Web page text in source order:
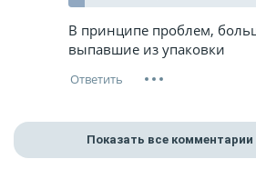
В принципе проблем,
выпавшие из упаковки
Показать все комментарии